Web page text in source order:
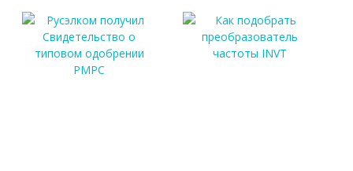
Русэлком
получил
Свидетельство